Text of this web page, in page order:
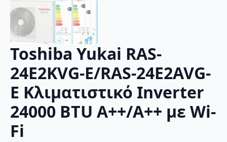
Toshiba Yukai RAS-
24E2KVG-E/RAS-24E2AVG-
E Κλιματιστικό Inverter
24000 BTU A++/A++ με Wi-
Fi